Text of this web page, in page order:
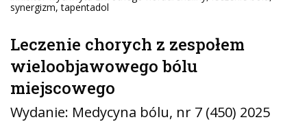
synergizm, tapentadol
Leczenie chorych z zespołem
wieloobjawowego bólu
miejscowego
Wydanie: Medycyna bólu, nr 7 (450) 2025